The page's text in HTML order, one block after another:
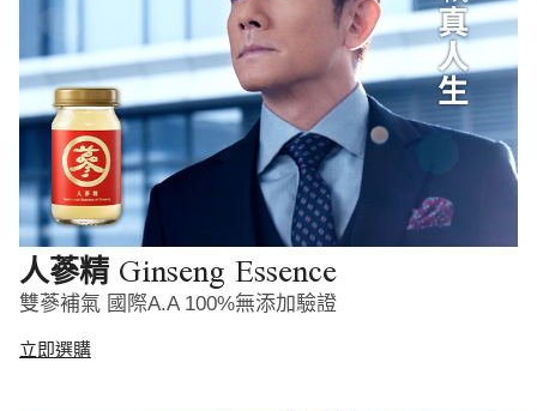
人蔘精 Ginseng Essence
雙蔘補氣 國際A.A 100%無添加驗證
立即選購